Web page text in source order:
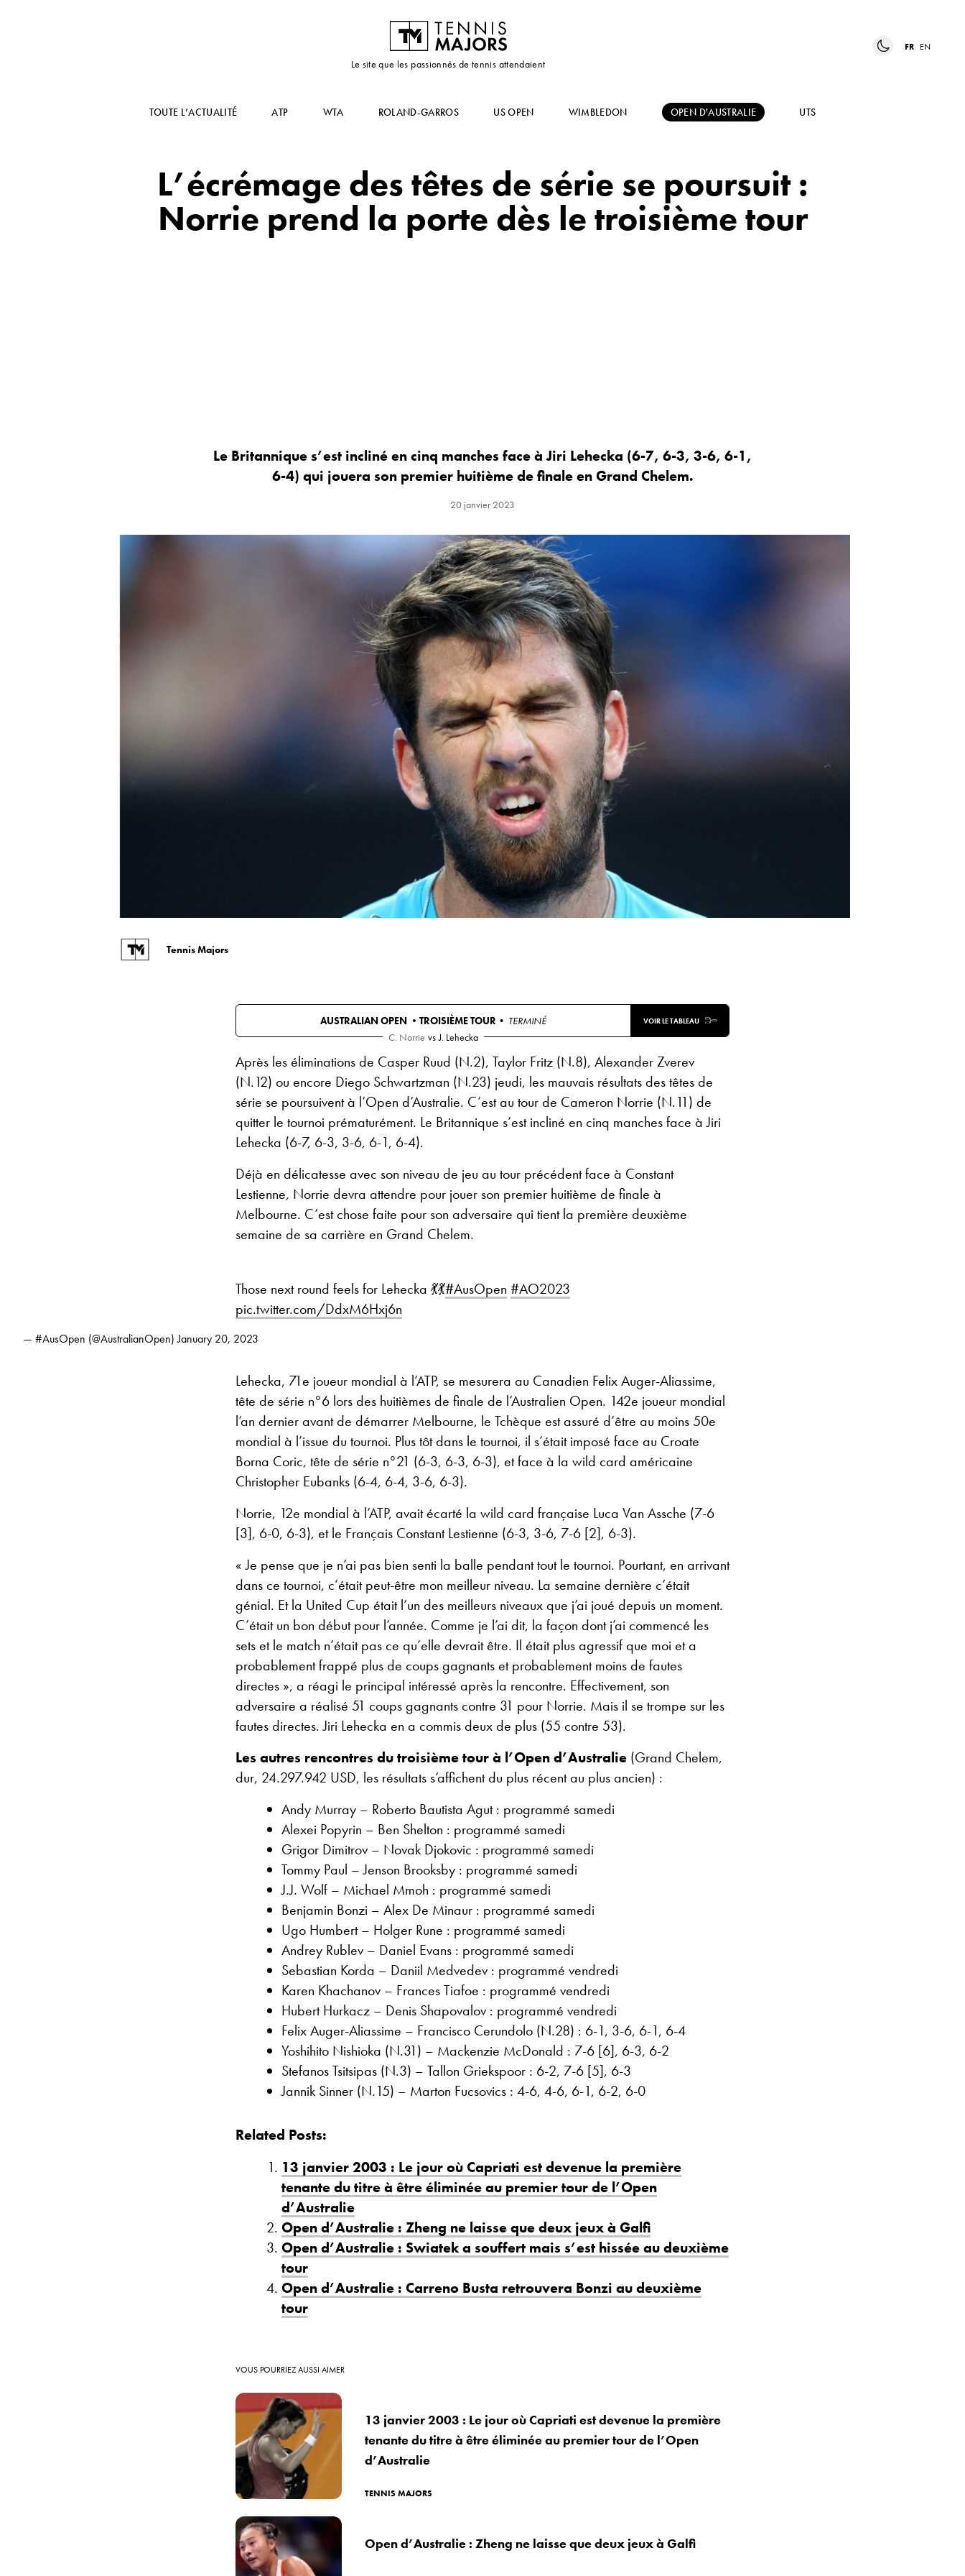
Le site que les passionnés de tennis attendaient
FR EN
TOUTE L’ACTUALITÉ ATP WTA ROLAND-GARROS US OPEN WIMBLEDON OPEN D'AUSTRALIE UTS
L’écrémage des têtes de série se poursuit :
Norrie prend la porte dès le troisième tour
Le Britannique s’est incliné en cinq manches face à Jiri Lehecka (6-7, 6-3, 3-6, 6-1,
6-4) qui jouera son premier huitième de finale en Grand Chelem.
20 janvier 2023
Tennis Majors
AUSTRALIAN OPEN • TROISIÈME TOUR • TERMINÉ VOIR LE TABLEAU
C. Norrie vs J. Lehecka
Après les éliminations de Casper Ruud (N.2), Taylor Fritz (N.8), Alexander Zverev
(N.12) ou encore Diego Schwartzman (N.23) jeudi, les mauvais résultats des têtes de
série se poursuivent à l’Open d’Australie. C’est au tour de Cameron Norrie (N.11) de
quitter le tournoi prématurément. Le Britannique s’est incliné en cinq manches face à Jiri
Lehecka (6-7, 6-3, 3-6, 6-1, 6-4).
Déjà en délicatesse avec son niveau de jeu au tour précédent face à Constant
Lestienne, Norrie devra attendre pour jouer son premier huitième de finale à
Melbourne. C’est chose faite pour son adversaire qui tient la première deuxième
semaine de sa carrière en Grand Chelem.
Those next round feels for Lehecka 💃💃#AusOpen #AO2023
pic.twitter.com/DdxM6Hxj6n
— #AusOpen (@AustralianOpen)January 20, 2023
Lehecka, 71e joueur mondial à l’ATP, se mesurera au Canadien Felix Auger-Aliassime,
tête de série n°6 lors des huitièmes de finale de l’Australien Open. 142e joueur mondial
l’an dernier avant de démarrer Melbourne, le Tchèque est assuré d’être au moins 50e
mondial à l’issue du tournoi. Plus tôt dans le tournoi, il s’était imposé face au Croate
Borna Coric, tête de série n°21 (6-3, 6-3, 6-3), et face à la wild card américaine
Christopher Eubanks (6-4, 6-4, 3-6, 6-3).
Norrie, 12e mondial à l’ATP, avait écarté la wild card française Luca Van Assche (7-6
[3], 6-0, 6-3), et le Français Constant Lestienne (6-3, 3-6, 7-6 [2], 6-3).
« Je pense que je n’ai pas bien senti la balle pendant tout le tournoi. Pourtant, en arrivant
dans ce tournoi, c’était peut-être mon meilleur niveau. La semaine dernière c’était
génial. Et la United Cup était l’un des meilleurs niveaux que j’ai joué depuis un moment.
C’était un bon début pour l’année. Comme je l’ai dit, la façon dont j’ai commencé les
sets et le match n’était pas ce qu’elle devrait être. Il était plus agressif que moi et a
probablement frappé plus de coups gagnants et probablement moins de fautes
directes », a réagi le principal intéressé après la rencontre. Effectivement, son
adversaire a réalisé 51 coups gagnants contre 31 pour Norrie. Mais il se trompe sur les
fautes directes. Jiri Lehecka en a commis deux de plus (55 contre 53).
Les autres rencontres du troisième tour à l’Open d’Australie (Grand Chelem,
dur, 24.297.942 USD, les résultats s’affichent du plus récent au plus ancien) :
Andy Murray – Roberto Bautista Agut : programmé samedi
Alexei Popyrin – Ben Shelton : programmé samedi
Grigor Dimitrov – Novak Djokovic : programmé samedi
Tommy Paul – Jenson Brooksby : programmé samedi
J.J. Wolf – Michael Mmoh : programmé samedi
Benjamin Bonzi – Alex De Minaur : programmé samedi
Ugo Humbert – Holger Rune : programmé samedi
Andrey Rublev – Daniel Evans : programmé samedi
Sebastian Korda – Daniil Medvedev : programmé vendredi
Karen Khachanov – Frances Tiafoe : programmé vendredi
Hubert Hurkacz – Denis Shapovalov : programmé vendredi
Felix Auger-Aliassime – Francisco Cerundolo (N.28) : 6-1, 3-6, 6-1, 6-4
Yoshihito Nishioka (N.31) – Mackenzie McDonald : 7-6 [6], 6-3, 6-2
Stefanos Tsitsipas (N.3) – Tallon Griekspoor : 6-2, 7-6 [5], 6-3
Jannik Sinner (N.15) – Marton Fucsovics : 4-6, 4-6, 6-1, 6-2, 6-0
Related Posts:
13 janvier 2003 : Le jour où Capriati est devenue la première
tenante du titre à être éliminée au premier tour de l’Open
d’Australie
Open d’Australie : Zheng ne laisse que deux jeux à Galfi
Open d’Australie : Swiatek a souffert mais s’est hissée au deuxième
tour
Open d’Australie : Carreno Busta retrouvera Bonzi au deuxième
tour
VOUS POURRIEZ AUSSI AIMER
13 janvier 2003 : Le jour où Capriati est devenue la première
tenante du titre à être éliminée au premier tour de l’Open
d’Australie
TENNIS MAJORS
Open d’Australie : Zheng ne laisse que deux jeux à Galfi